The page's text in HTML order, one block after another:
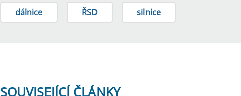
dálnice ŘSD silnice
SOUVISEJÍCÍ ČLÁNKY